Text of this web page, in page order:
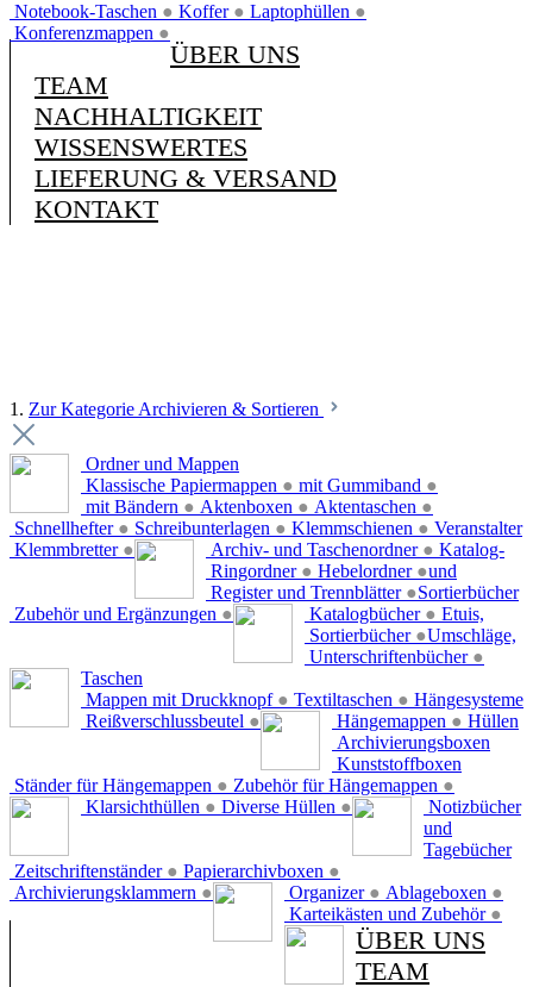
Notebook-Taschen ● Koffer ● Laptophüllen ●
Konferenzmappen ●
ÜBER UNS
TEAM
NACHHALTIGKEIT
WISSENSWERTES
LIEFERUNG & VERSAND
KONTAKT
1. Zur Kategorie Archivieren & Sortieren
Ordner und Mappen
Klassische Papiermappen ● mit Gummiband ●
mit Bändern ● Aktenboxen ● Aktentaschen ●
Schnellhefter ● Schreibunterlagen ● Klemmschienen ●
Klemmbretter ●
Veranstalter
Archiv- und Taschenordner ●
Ringordner ● Hebelordner ●
Register und Trennblätter ●
Zubehör und Ergänzungen ●
Katalog-
und
Sortierbücher
Katalogbücher ●
Sortierbücher ●
Unterschriftenbücher ●
Etuis,
Umschläge,
Taschen
Mappen mit Druckknopf ● Textiltaschen ●
Reißverschlussbeutel ●
Hängesysteme
Hängemappen ●
Ständer für Hängemappen ● Zubehör für Hängemappen ●
Hüllen
Klarsichthüllen ● Diverse Hüllen ●
Archivierungsboxen
Zeitschriftenständer ● Papierarchivboxen ●
Archivierungsklammern ●
Kunststoffboxen
Organizer ● Ablageboxen ●
Karteikästen und Zubehör ●
Notizbücher
und
Tagebücher
ÜBER UNS
TEAM